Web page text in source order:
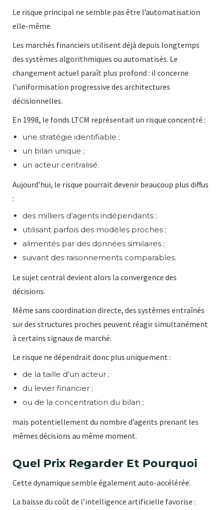
Le risque principal ne semble pas être l’automatisation
elle-même.
Les marchés financiers utilisent déjà depuis longtemps
des systèmes algorithmiques ou automatisés. Le
changement actuel paraît plus profond : il concerne
l’uniformisation progressive des architectures
décisionnelles.
En 1998, le fonds LTCM représentait un risque concentré :
une stratégie identifiable ;
un bilan unique ;
un acteur centralisé.
Aujourd’hui, le risque pourrait devenir beaucoup plus diffus
:
des milliers d’agents indépendants ;
utilisant parfois des modèles proches ;
alimentés par des données similaires ;
suivant des raisonnements comparables.
Le sujet central devient alors la convergence des
décisions.
Même sans coordination directe, des systèmes entraînés
sur des structures proches peuvent réagir simultanément
à certains signaux de marché.
Le risque ne dépendrait donc plus uniquement :
de la taille d’un acteur ;
du levier financier ;
ou de la concentration du bilan ;
mais potentiellement du nombre d’agents prenant les
mêmes décisions au même moment.
Quel Prix Regarder Et Pourquoi
Cette dynamique semble également auto-accélérée.
La baisse du coût de l’intelligence artificielle favorise :